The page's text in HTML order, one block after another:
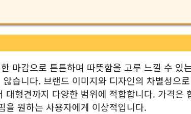
마감으로 튼튼하며 따뜻함을 고루 느낄 수 있
습니다. 브랜드 이미지와 디자인의 차별성으
형견까지 다양한 범위에 적합합니다. 가격은
을 원하는 사용자에게 이상적입니다.